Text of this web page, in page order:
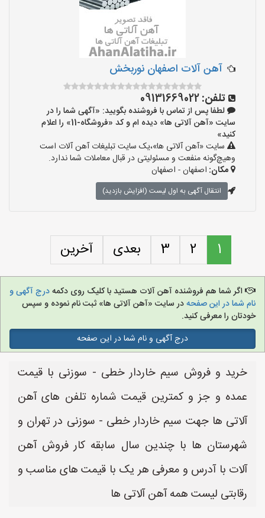
آهن آلات اصفهان نوربخش
تلفن:09131669022
لطفا پس از تماس با فروشنده بگویید: «آگهی شما را در
سایت «آهن آلاتی ها» دیده ام و کد «فروشگاه-11» را اعلام
کنید»
سایت «آهن آلاتی ها»،یک سایت تبلیغات آهن آلات است
وهیچ‌گونه منفعت و مسئولیتی در قبال معاملات شما ندارد.
مکان: اصفهان - اصفهان
انتقال آگهی به اول لیست (افزایش بازدید)
1
2
3 بعدی آخرین
اگر شما هم فروشنده آهن آلات هستید با کلیک روی دکمهدرج آگهی و
نام شما در این صفحهدر سایت «آهن آلاتی ها» ثبت نام نموده و سپس
خودتان را معرفی کنید.
درج آگهی و نام شما در این صفحه
خرید و فروش سیم خاردار خطی - سوزنی با قیمت
عمده و جز و کمترین قیمت شماره تلفن های آهن
آلاتی ها جهت سیم خاردار خطی - سوزنی در تهران و
شهرستان ها با چندین سال سابقه کار فروش آهن
آلات با آدرس و معرفی هر یک با قیمت های مناسب و
رقابتی لیست همه آهن آلاتی ها